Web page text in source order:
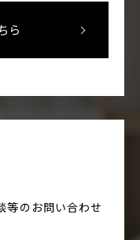
ら
等のお問い合わせ